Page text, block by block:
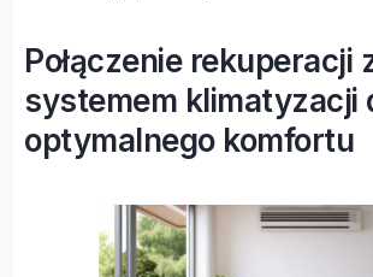
Połączenie rekuperacji
systemem klimatyzacji
optymalnego komfortu